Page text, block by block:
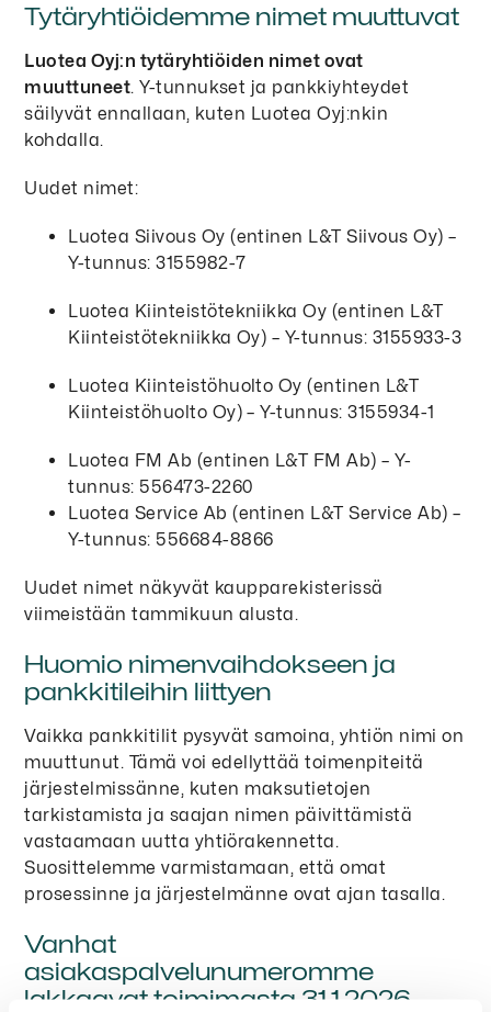
Tytäryhtiöidemme nimet muuttuvat
Luotea Oyj:n tytäryhtiöiden nimet ovat
muuttuneet. Y-tunnukset ja pankkiyhteydet
säilyvät ennallaan, kuten Luotea Oyj:nkin
kohdalla.
Uudet nimet:
Luotea Siivous Oy (entinen L&T Siivous Oy) –
Y-tunnus: 3155982-7
Luotea Kiinteistötekniikka Oy (entinen L&T
Kiinteistötekniikka Oy) – Y-tunnus: 3155933-3
Luotea Kiinteistöhuolto Oy (entinen L&T
Kiinteistöhuolto Oy) – Y-tunnus: 3155934-1
Luotea FM Ab (entinen L&T FM Ab) – Y-
tunnus: 556473-2260
Luotea Service Ab (entinen L&T Service Ab) –
Y-tunnus: 556684-8866
Uudet nimet näkyvät kaupparekisterissä
viimeistään tammikuun alusta.
Huomio nimenvaihdokseen ja
pankkitileihin liittyen
Vaikka pankkitilit pysyvät samoina, yhtiön nimi on
muuttunut. Tämä voi edellyttää toimenpiteitä
järjestelmissänne, kuten maksutietojen
tarkistamista ja saajan nimen päivittämistä
vastaamaan uutta yhtiörakennetta.
Suosittelemme varmistamaan, että omat
prosessinne ja järjestelmänne ovat ajan tasalla.
Vanhat
asiakaspalvelunumeromme
lakkaavat toimimasta 31.1.2026